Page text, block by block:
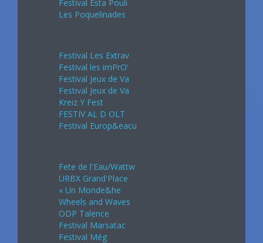
Festival Esta Pouli
Les Poquelinades
Festival Les Extrav
Festival les imPrO'
Festival Jeux de Va
Festival Jeux de Va
Kreiz Y Fest
FESTIV AL D OLT
Festival Europ&eacu
Fete de l'Eau/Wattw
URBX Grand'Place
« Un Monde&he
Wheels and Waves
ODP Talence
Festival Marsatac
Festival Még